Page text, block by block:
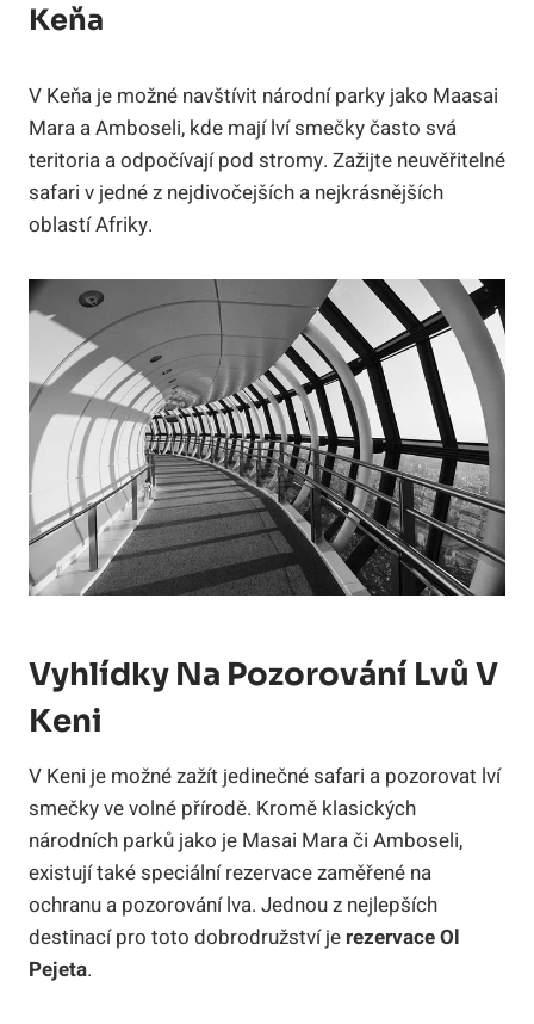
Keňa
V Keňa je možné navštívit národní parky jako Maasai
Mara a Amboseli, kde mají lví smečky často svá
teritoria a odpočívají pod stromy. Zažijte neuvěřitelné
safari v jedné z nejdivočejších a nejkrásnějších
oblastí Afriky.
Vyhlídky Na Pozorování Lvů V
Keni
V Keni je možné zažít jedinečné safari a pozorovat lví
smečky ve volné přírodě. Kromě klasických
národních parků jako je Masai Mara či Amboseli,
existují také speciální rezervace zaměřené na
ochranu a pozorování lva. Jednou z nejlepších
destinací pro toto dobrodružství je rezervace Ol
Pejeta.